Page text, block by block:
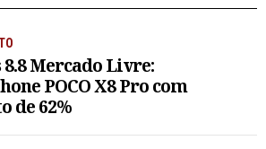
Mercado Livre:
POCO X8 Pro com
de 62%